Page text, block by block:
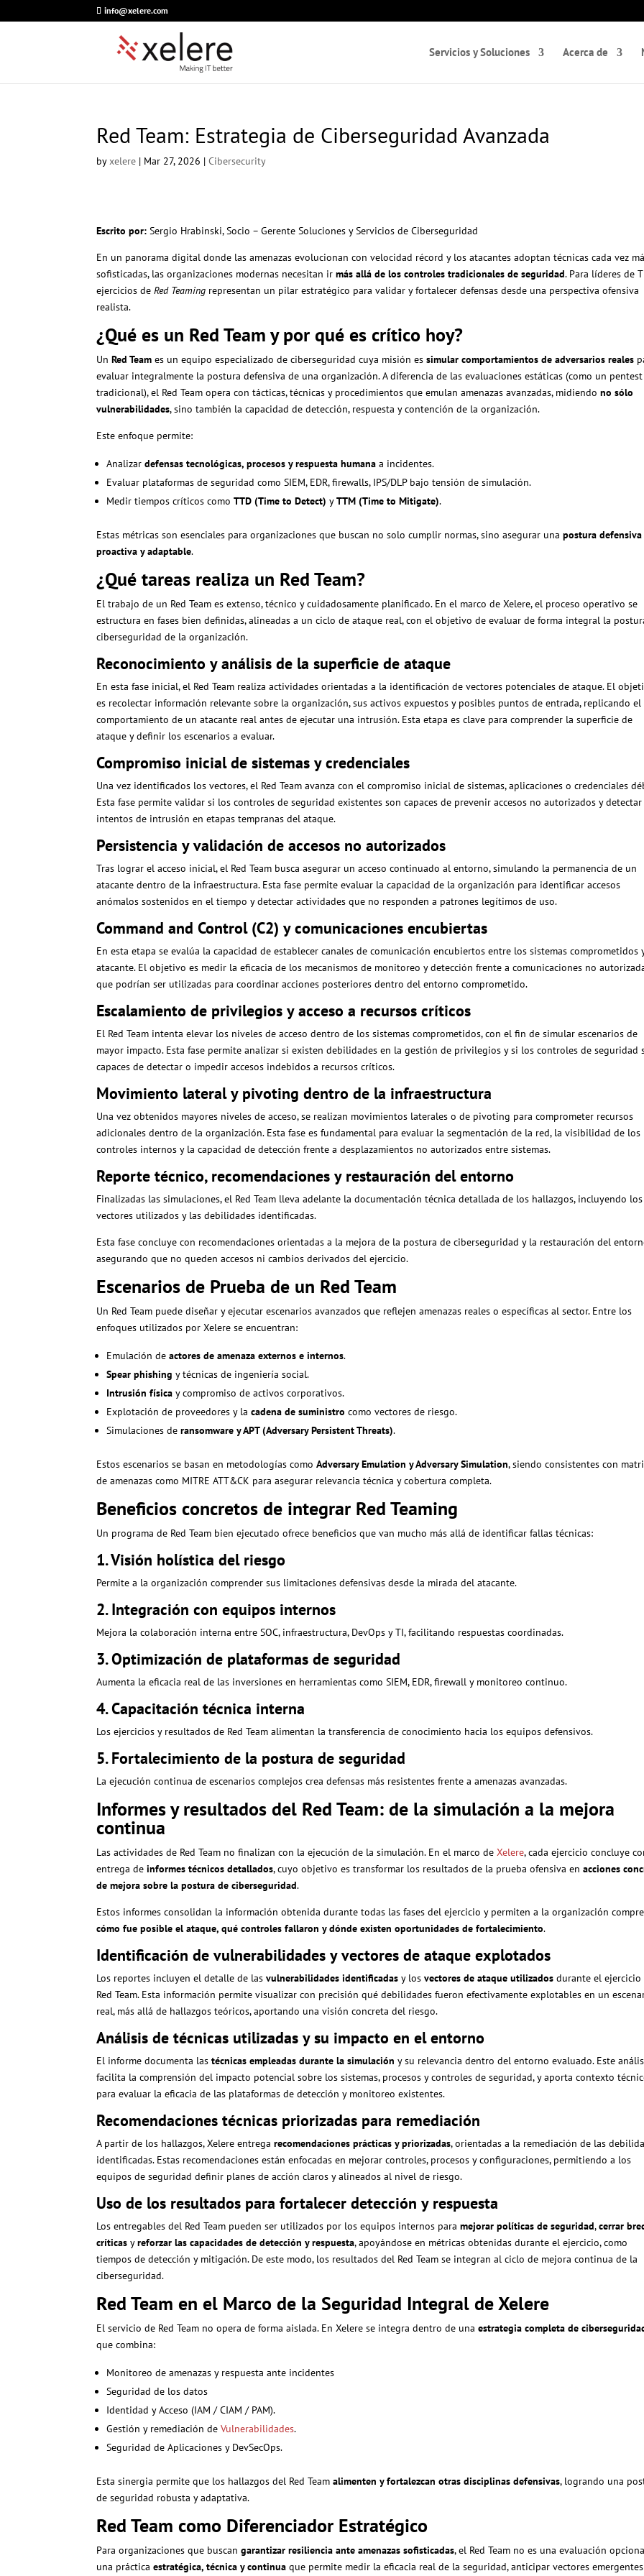
info@xelere.com
Servicios y Soluciones Acerca de
Red Team: Estrategia de Ciberseguridad Avanzada
byxelere | Mar 27, 2026 |Cibersecurity
Escrito por:Sergio Hrabinski, Socio – Gerente Soluciones y Servicios de Ciberseguridad
En un panorama digital donde las amenazas evolucionan con velocidad récord y los atacantes adoptan técnicas cada vez
sofisticadas, las organizaciones modernas necesitan irmás allá de los controles tradicionales de seguridad. Para líderes de
ejercicios deRed Teaming representan un pilar estratégico para validar y fortalecer defensas desde una perspectiva ofensiva
realista.
¿Qué es un Red Team y por qué es crítico hoy?
UnRed Team es un equipo especializado de ciberseguridad cuya misión essimular comportamientos de adversarios reales
evaluar integralmente la postura defensiva de una organización. A diferencia de las evaluaciones estáticas (como un pentest
tradicional), el Red Team opera con tácticas, técnicas y procedimientos que emulan amenazas avanzadas, midiendono sólo
vulnerabilidades, sino también la capacidad de detección, respuesta y contención de la organización.
Este enfoque permite:
Analizardefensas tecnológicas, procesos y respuesta humana a incidentes.
Evaluar plataformas de seguridad como SIEM, EDR, firewalls, IPS/DLP bajo tensión de simulación.
Medir tiempos críticos comoTTD (Time to Detect) yTTM (Time to Mitigate).
Estas métricas son esenciales para organizaciones que buscan no solo cumplir normas, sino asegurar unapostura defensiva
proactiva y adaptable.
¿Qué tareas realiza un Red Team?
El trabajo de un Red Team es extenso, técnico y cuidadosamente planificado. En el marco de Xelere, el proceso operativo se
estructura en fases bien definidas, alineadas a un ciclo de ataque real, con el objetivo de evaluar de forma integral la
ciberseguridad de la organización.
Reconocimiento y análisis de la superficie de ataque
En esta fase inicial, el Red Team realiza actividades orientadas a la identificación de vectores potenciales de ataque. El
es recolectar información relevante sobre la organización, sus activos expuestos y posibles puntos de entrada, replicando el
comportamiento de un atacante real antes de ejecutar una intrusión. Esta etapa es clave para comprender la superficie de
ataque y definir los escenarios a evaluar.
Compromiso inicial de sistemas y credenciales
Una vez identificados los vectores, el Red Team avanza con el compromiso inicial de sistemas, aplicaciones o credenciales
Esta fase permite validar si los controles de seguridad existentes son capaces de prevenir accesos no autorizados y detectar
intentos de intrusión en etapas tempranas del ataque.
Persistencia y validación de accesos no autorizados
Tras lograr el acceso inicial, el Red Team busca asegurar un acceso continuado al entorno, simulando la permanencia de un
atacante dentro de la infraestructura. Esta fase permite evaluar la capacidad de la organización para identificar accesos
anómalos sostenidos en el tiempo y detectar actividades que no responden a patrones legítimos de uso.
Command and Control (C2) y comunicaciones encubiertas
En esta etapa se evalúa la capacidad de establecer canales de comunicación encubiertos entre los sistemas comprometidos
atacante. El objetivo es medir la eficacia de los mecanismos de monitoreo y detección frente a comunicaciones no
que podrían ser utilizadas para coordinar acciones posteriores dentro del entorno comprometido.
Escalamiento de privilegios y acceso a recursos críticos
El Red Team intenta elevar los niveles de acceso dentro de los sistemas comprometidos, con el fin de simular escenarios de
mayor impacto. Esta fase permite analizar si existen debilidades en la gestión de privilegios y si los controles de seguridad
capaces de detectar o impedir accesos indebidos a recursos críticos.
Movimiento lateral y pivoting dentro de la infraestructura
Una vez obtenidos mayores niveles de acceso, se realizan movimientos laterales o de pivoting para comprometer recursos
adicionales dentro de la organización. Esta fase es fundamental para evaluar la segmentación de la red, la visibilidad de los
controles internos y la capacidad de detección frente a desplazamientos no autorizados entre sistemas.
Reporte técnico, recomendaciones y restauración del entorno
Finalizadas las simulaciones, el Red Team lleva adelante la documentación técnica detallada de los hallazgos, incluyendo los
vectores utilizados y las debilidades identificadas.
Esta fase concluye con recomendaciones orientadas a la mejora de la postura de ciberseguridad y la restauración del
asegurando que no queden accesos ni cambios derivados del ejercicio.
Escenarios de Prueba de un Red Team
Un Red Team puede diseñar y ejecutar escenarios avanzados que reflejen amenazas reales o específicas al sector. Entre los
enfoques utilizados por Xelere se encuentran:
Emulación deactores de amenaza externos e internos.
Spear phishing y técnicas de ingeniería social.
Intrusión física y compromiso de activos corporativos.
Explotación de proveedores y lacadena de suministro como vectores de riesgo.
Simulaciones deransomware y APT (Adversary Persistent Threats).
Estos escenarios se basan en metodologías comoAdversary Emulation y Adversary Simulation, siendo consistentes con
de amenazas como MITRE ATT&CK para asegurar relevancia técnica y cobertura completa.
Beneficios concretos de integrar Red Teaming
Un programa de Red Team bien ejecutado ofrece beneficios que van mucho más allá de identificar fallas técnicas:
1. Visión holística del riesgo
Permite a la organización comprender sus limitaciones defensivas desde la mirada del atacante.
2. Integración con equipos internos
Mejora la colaboración interna entre SOC, infraestructura, DevOps y TI, facilitando respuestas coordinadas.
3. Optimización de plataformas de seguridad
Aumenta la eficacia real de las inversiones en herramientas como SIEM, EDR, firewall y monitoreo continuo.
4. Capacitación técnica interna
Los ejercicios y resultados de Red Team alimentan la transferencia de conocimiento hacia los equipos defensivos.
5. Fortalecimiento de la postura de seguridad
La ejecución continua de escenarios complejos crea defensas más resistentes frente a amenazas avanzadas.
Informes y resultados del Red Team: de la simulación a la mejora
continua
Las actividades de Red Team no finalizan con la ejecución de la simulación. En el marco deXelere, cada ejercicio concluye
entrega deinformes técnicos detallados, cuyo objetivo es transformar los resultados de la prueba ofensiva enacciones
de mejora sobre la postura de ciberseguridad.
Estos informes consolidan la información obtenida durante todas las fases del ejercicio y permiten a la organización
cómo fue posible el ataque, qué controles fallaron y dónde existen oportunidades de fortalecimiento.
Identificación de vulnerabilidades y vectores de ataque explotados
Los reportes incluyen el detalle de lasvulnerabilidades identificadas y losvectores de ataque utilizados durante el ejercicio
Red Team. Esta información permite visualizar con precisión qué debilidades fueron efectivamente explotables en un
real, más allá de hallazgos teóricos, aportando una visión concreta del riesgo.
Análisis de técnicas utilizadas y su impacto en el entorno
El informe documenta lastécnicas empleadas durante la simulación y su relevancia dentro del entorno evaluado. Este
facilita la comprensión del impacto potencial sobre los sistemas, procesos y controles de seguridad, y aporta contexto
para evaluar la eficacia de las plataformas de detección y monitoreo existentes.
Recomendaciones técnicas priorizadas para remediación
A partir de los hallazgos, Xelere entregarecomendaciones prácticas y priorizadas, orientadas a la remediación de las
identificadas. Estas recomendaciones están enfocadas en mejorar controles, procesos y configuraciones, permitiendo a los
equipos de seguridad definir planes de acción claros y alineados al nivel de riesgo.
Uso de los resultados para fortalecer detección y respuesta
Los entregables del Red Team pueden ser utilizados por los equipos internos paramejorar políticas de seguridad,cerrar
críticas yreforzar las capacidades de detección y respuesta, apoyándose en métricas obtenidas durante el ejercicio, como
tiempos de detección y mitigación. De este modo, los resultados del Red Team se integran al ciclo de mejora continua de la
ciberseguridad.
Red Team en el Marco de la Seguridad Integral de Xelere
El servicio de Red Team no opera de forma aislada. En Xelere se integra dentro de unaestrategia completa de
que combina:
Monitoreo de amenazas y respuesta ante incidentes
Seguridad de los datos
Identidad y Acceso (IAM / CIAM / PAM).
Gestión y remediación deVulnerabilidades.
Seguridad de Aplicaciones y DevSecOps.
Esta sinergia permite que los hallazgos del Red Teamalimenten y fortalezcan otras disciplinas defensivas, logrando una
de seguridad robusta y adaptativa.
Red Team como Diferenciador Estratégico
Para organizaciones que buscangarantizar resiliencia ante amenazas sofisticadas, el Red Team no es una evaluación
una prácticaestratégica, técnica y continua que permite medir la eficacia real de la seguridad, anticipar vectores